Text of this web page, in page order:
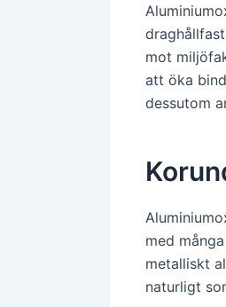
mot
att öka
dessutom
med
metalliskt
naturligt